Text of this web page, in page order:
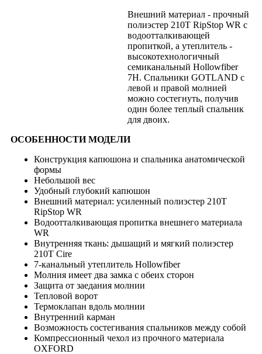
Внешний материал - прочный
полиэстер 210Т RipStop WR с
водоотталкивающей
пропиткой, а утеплитель -
высокотехнологичный
семиканальный Hollowfiber
7H. Спальники GOTLAND с
левой и правой молнией
можно состегнуть, получив
один более теплый спальник
для двоих.
ОСОБЕННОСТИ МОДЕЛИ
Конструкция капюшона и спальника анатомической
формы
Небольшой вес
Удобный глубокий капюшон
Внешний материал: усиленный полиэстер 210T
RipStop WR
Водоотталкивающая пропитка внешнего материала
WR
Внутренняя ткань: дышащий и мягкий полиэстер
210T Cire
7-канальный утеплитель Hollowfiber
Молния имеет два замка с обеих сторон
Защита от заедания молнии
Тепловой ворот
Термоклапан вдоль молнии
Внутренний карман
Возможность состегивания спальников между собой
Компрессионный чехол из прочного материала
OXFORD